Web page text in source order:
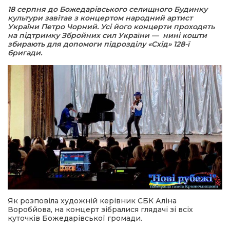
Відповідаємо
18 серпня до Божедарівського селищного Будинку
культури завітав з концертом народний артист
України Петро Чорний. Усі його концерти проходять
на підтримку Збройних сил України — нині кошти
збирають для допомоги підрозділу «Схід» 128-ї
бригади.
Як розповіла художній керівник СБК Аліна
Воробйова, на концерт зібралися глядачі зі всіх
куточків Божедарівської громади.